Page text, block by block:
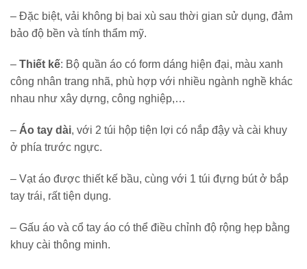
– Đặc biệt, vải không bị bai xù sau thời gian sử dụng, đảm
bảo độ bền và tính thẩm mỹ.
– Thiết kế: Bộ quần áo có form dáng hiện đại, màu xanh
công nhân trang nhã, phù hợp với nhiều ngành nghề khác
nhau như xây dựng, công nghiệp,…
– Áo tay dài, với 2 túi hộp tiện lợi có nắp đậy và cài khuy
ở phía trước ngực.
– Vạt áo được thiết kế bầu, cùng với 1 túi đựng bút ở bắp
tay trái, rất tiện dụng.
– Gấu áo và cổ tay áo có thể điều chỉnh độ rộng hẹp bằng
khuy cài thông minh.